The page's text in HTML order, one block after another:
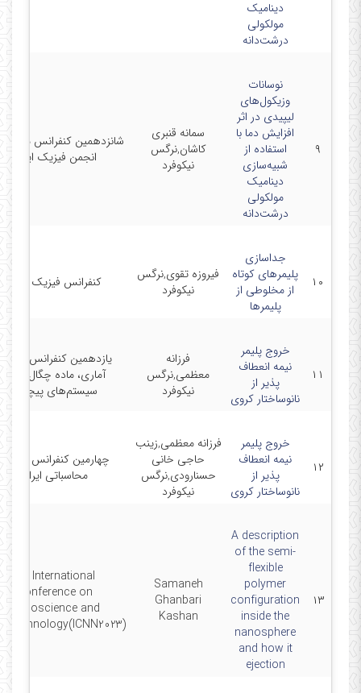
دینامیک
مولکولی
درشت‌دانه
۹
نوسانات
وزیکول‌های
لیپیدی در اثر
افزایش دما با
استفاده از
شبیه‌سازی
دینامیک
مولکولی
درشت‌دانه
سمانه قنبری
کاشان,نرگس
نیکوفرد
شانزدهمین کنفرانس ماده
انجمن فیزیک ایران
۱۰
جداسازی
پلیمرهای کوتاه
از مخلوطی از
پلیمرها
فیروزه تقوی,نرگس
نیکوفرد
کنفرانس فیزیک ایران
۱۱
خروج پلیمر
نیمه انعطاف
پذیر از
نانوساختار کروی
فرزانه
معظمی,نرگس
نیکوفرد
یازدهمین کنفرانس
آماری، ماده چگال نرم و
سیستم‌های پیچیده
۱۲
خروج پلیمر
نیمه انعطاف
پذیر از
نانوساختار کروی
فرزانه معظمی,زینب
حاجی خانی
حسنارودی,نرگس
نیکوفرد
چهارمین کنفرانس فیزیک
محاسباتی ایران
۱۳
A description
of the semi-
flexible
polymer
configuration
inside the
nanosphere
and how it
ejection
Samaneh
Ghanbari
Kashan
9th International
Conference on
Nanoscience and